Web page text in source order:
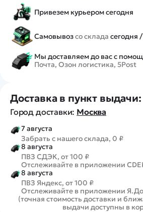
Привезем курьером сегодня
Самовывозсо склада сегодня /
Мы доставляем до вас с
Почта, Озон логистика, 5Post
Доставка в пункт выдачи:
Город доставки: Москва
7 августа
Забрать с нашего склада, 0 ₽
8 августа
ПВЗ СДЭК, от 100 ₽
Отслеживайте в приложении
8 августа
ПВЗ Яндекс, от 100 ₽
Отслеживайте в приложении
(точная стоимость доставки и
выдачи доступны в